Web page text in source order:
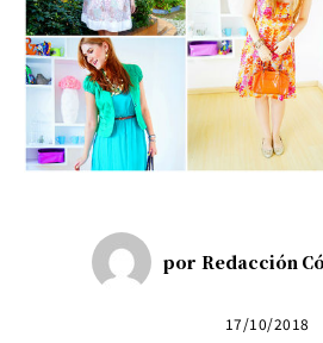
por Redacción
17/10/2018